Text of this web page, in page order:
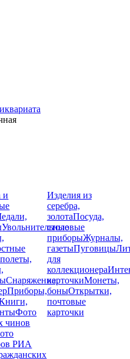
и
Увольнительные
Снаряжение,
Приборы,
Фото
чинов
РИА
Изделия из
серебра,
золотаПосуда,
столовые
приборыЖурналы,
газетыПуговицы
для
коллекционера
карточкиМонеты,
боныОткрытки,
почтовые
карточки